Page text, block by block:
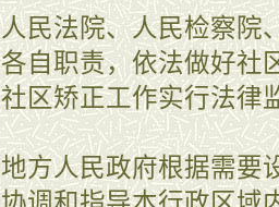
人民法院、人民检察院
各自职责，依法做好社
社区矫正工作实行法律
地方人民政府根据需要